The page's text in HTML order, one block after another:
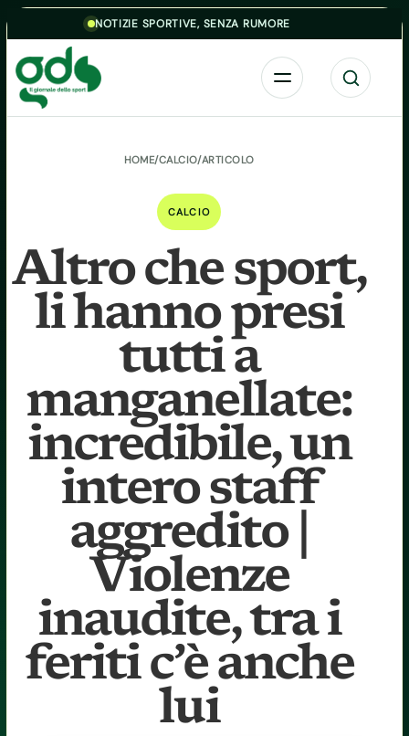
Skip to contentNOTIZIE SPORTIVE, SENZA RUMORE
Menu Cerca
HOME/CALCIO/ARTICOLO
CALCIO
Altro che sport,
li hanno presi
tutti a
manganellate:
incredibile, un
intero staff
aggredito |
Violenze
inaudite, tra i
feriti c’è anche
lui